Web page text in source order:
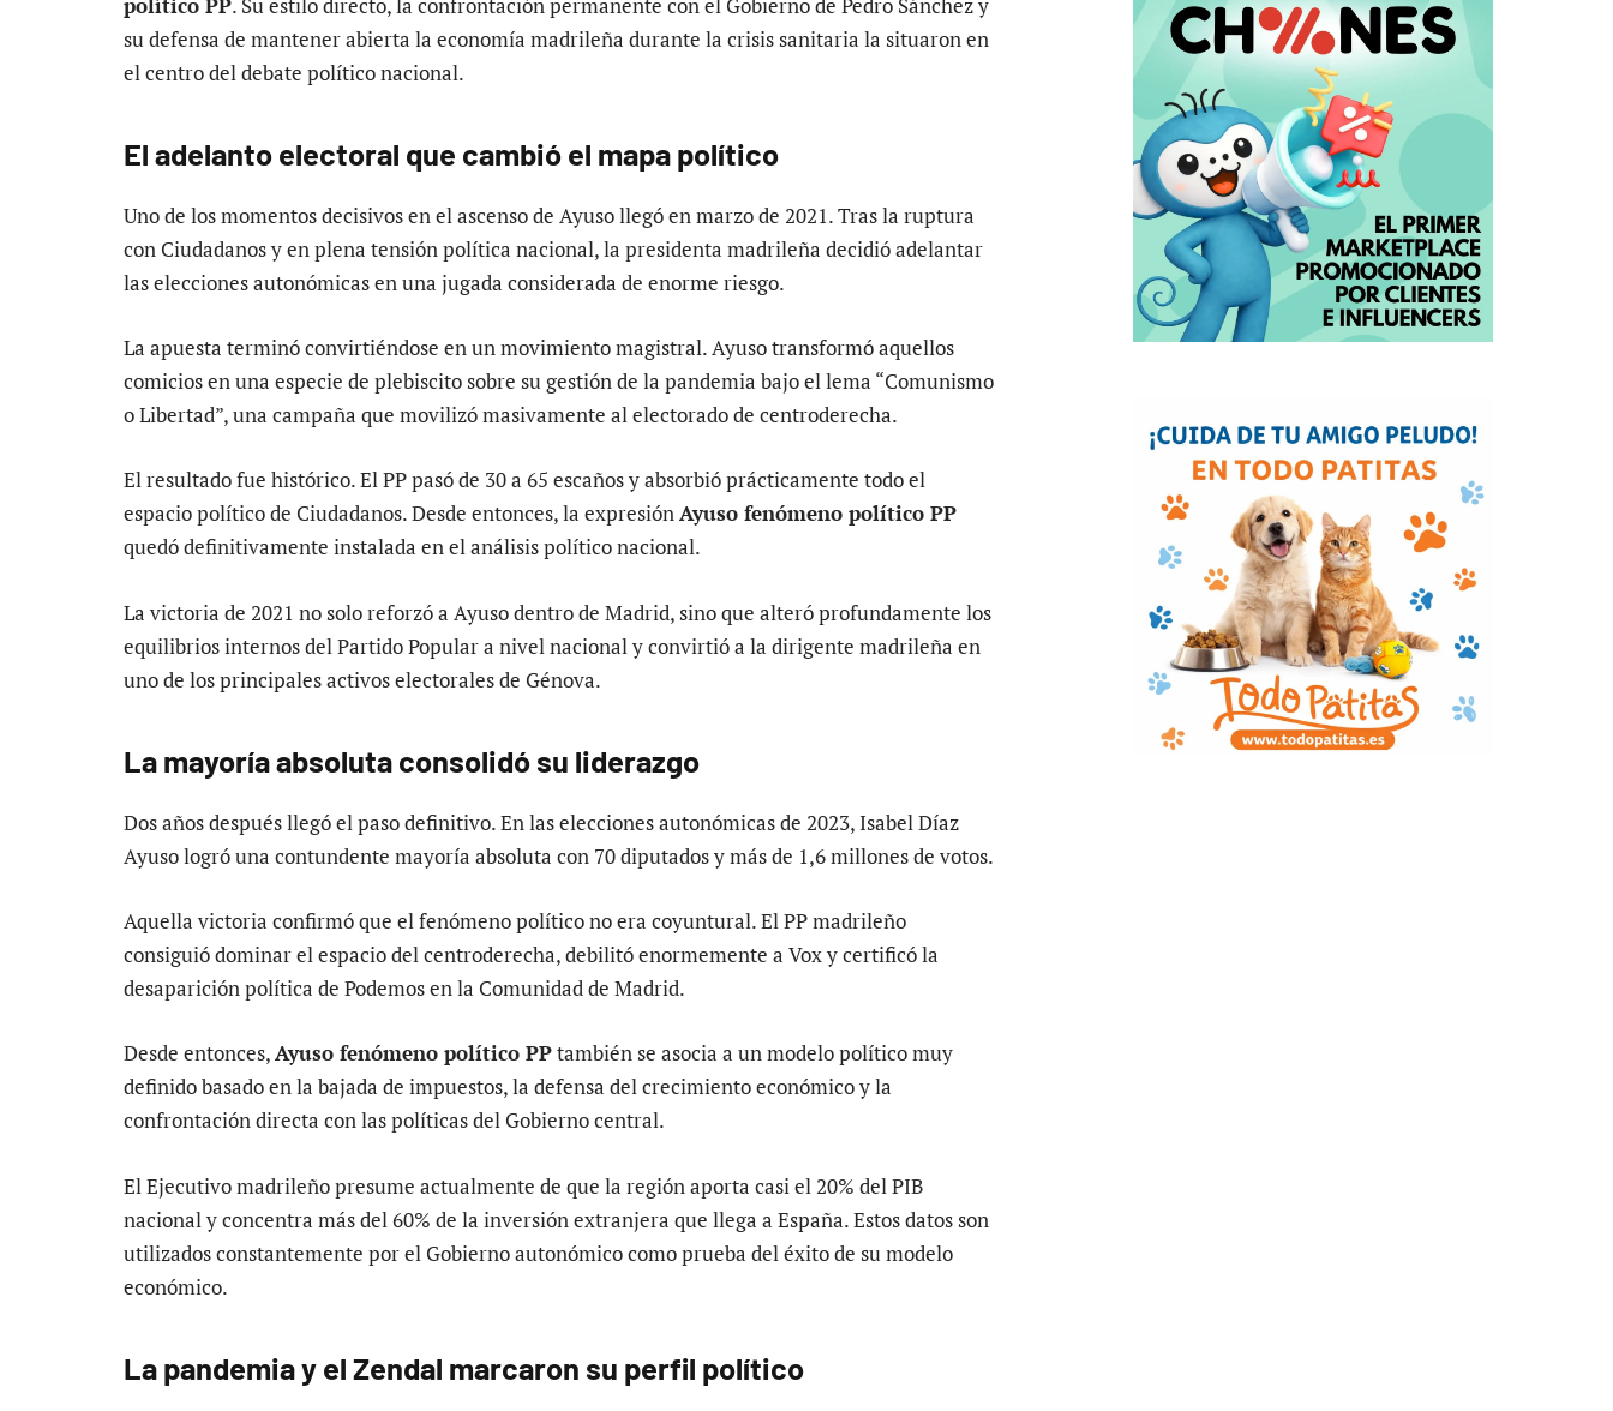
su defensa de mantener abierta la economía madrileña durante la crisis sanitaria la situaron en
el centro del debate político nacional.
El adelanto electoral que cambió el mapa político
Uno de los momentos decisivos en el ascenso de Ayuso llegó en marzo de 2021. Tras la ruptura
con Ciudadanos y en plena tensión política nacional, la presidenta madrileña decidió adelantar
las elecciones autonómicas en una jugada considerada de enorme riesgo.
La apuesta terminó convirtiéndose en un movimiento magistral. Ayuso transformó aquellos
comicios en una especie de plebiscito sobre su gestión de la pandemia bajo el lema “Comunismo
o Libertad”, una campaña que movilizó masivamente al electorado de centroderecha.
El resultado fue histórico. El PP pasó de 30 a 65 escaños y absorbió prácticamente todo el
espacio político de Ciudadanos. Desde entonces, la expresiónAyuso fenómeno político PP
quedó definitivamente instalada en el análisis político nacional.
La victoria de 2021 no solo reforzó a Ayuso dentro de Madrid, sino que alteró profundamente los
equilibrios internos del Partido Popular a nivel nacional y convirtió a la dirigente madrileña en
uno de los principales activos electorales de Génova.
La mayoría absoluta consolidó su liderazgo
Dos años después llegó el paso definitivo. En las elecciones autonómicas de 2023, Isabel Díaz
Ayuso logró una contundente mayoría absoluta con 70 diputados y más de 1,6 millones de votos.
Aquella victoria confirmó que el fenómeno político no era coyuntural. El PP madrileño
consiguió dominar el espacio del centroderecha, debilitó enormemente a Vox y certificó la
desaparición política de Podemos en la Comunidad de Madrid.
Desde entonces,Ayuso fenómeno político PPtambién se asocia a un modelo político muy
definido basado en la bajada de impuestos, la defensa del crecimiento económico y la
confrontación directa con las políticas del Gobierno central.
El Ejecutivo madrileño presume actualmente de que la región aporta casi el 20% del PIB
nacional y concentra más del 60% de la inversión extranjera que llega a España. Estos datos son
utilizados constantemente por el Gobierno autonómico como prueba del éxito de su modelo
económico.
La pandemia y el Zendal marcaron su perfil político